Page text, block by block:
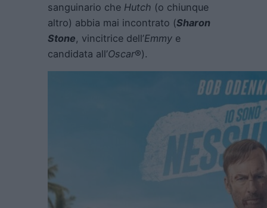
sanguinario che Hutch (o chiunque
altro) abbia mai incontrato (Sharon
Stone, vincitrice dell’Emmy e
candidata all’Oscar®).